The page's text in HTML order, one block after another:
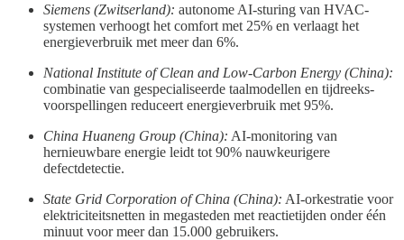
Siemens (Zwitserland): autonome AI-sturing van HVAC-
systemen verhoogt het comfort met 25% en verlaagt het
energieverbruik met meer dan 6%.
National Institute of Clean and Low-Carbon Energy (China):
combinatie van gespecialiseerde taalmodellen en tijdreeks­
voorspellingen reduceert energieverbruik met 95%.
China Huaneng Group (China): AI-monitoring van
hernieuwbare energie leidt tot 90% nauwkeurigere
defectdetectie.
State Grid Corporation of China (China): AI-orkestratie voor
elektriciteitsnetten in megasteden met reactietijden onder één
minuut voor meer dan 15.000 gebruikers.